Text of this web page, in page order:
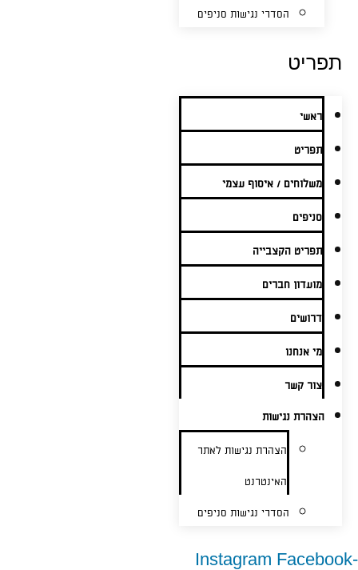
הסדרי נגישות סניפים
תפריט
ראשי
תפריט
משלוחים / איסוף עצמי
סניפים
תפריט הקצבייה
מועדון חברים
דרושים
מי אנחנו
צור קשר
הצהרת נגישות
הצהרת נגישות לאתר
האינטרנט
הסדרי נגישות סניפים
Instagram Facebook-